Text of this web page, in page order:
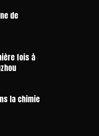
de
fois à
la chimie